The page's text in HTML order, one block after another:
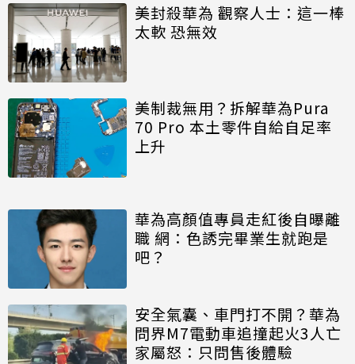
美封殺華為 觀察人士：這一棒
太軟 恐無效
美制裁無用？拆解華為Pura
70 Pro 本土零件自給自足率
上升
華為高顏值專員走紅後自曝離
職 網：色誘完畢業生就跑是
吧？
安全氣囊、車門打不開？華為
問界M7電動車追撞起火3人亡
家屬怒：只問售後體驗